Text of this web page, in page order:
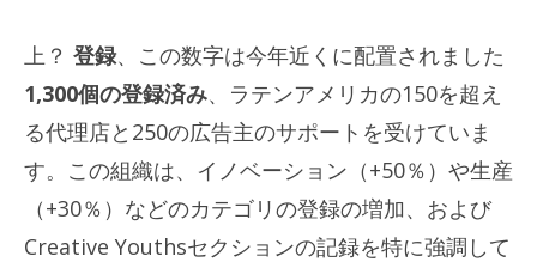
上？ 登録、この数字は今年近くに配置されました
1,300個の登録済み、ラテンアメリカの150を超え
る代理店と250の広告主のサポートを受けていま
す。この組織は、イノベーション（+50％）や生産
（+30％）などのカテゴリの登録の増加、および
Creative Youthsセクションの記録を特に強調して